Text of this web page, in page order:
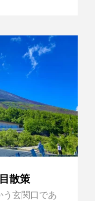
散策
う玄関口であ